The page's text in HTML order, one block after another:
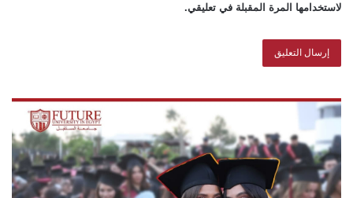
لاستخدامها المرة المقبلة في تعليقي.